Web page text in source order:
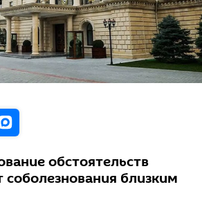
обстоятельств
близким